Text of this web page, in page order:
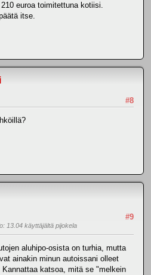
euroa toimitettuna kotiisi.
itse.
#8
#9
13.04 käyttäjältä pijokela
aluhipo-osista on turhia, mutta
ainakin minun autoissani olleet
katsoa, mitä se "melkein